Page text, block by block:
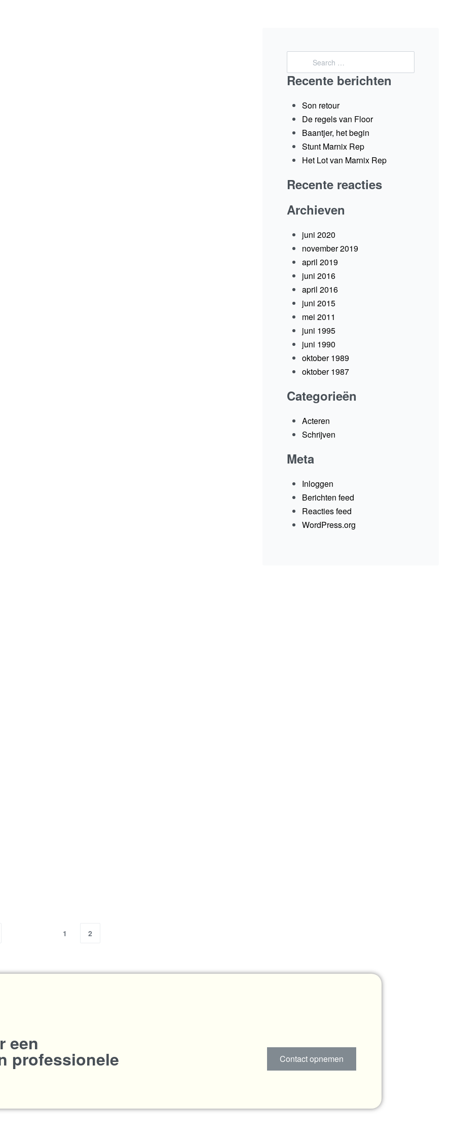
1 2
Recente berichten
Son retour
De regels van Floor
Baantjer, het begin
Stunt Marnix Rep
Het Lot van Marnix Rep
Recente reacties
Archieven
juni 2020
november 2019
april 2019
juni 2016
april 2016
juni 2015
mei 2011
juni 1995
juni 1990
oktober 1989
oktober 1987
Categorieën
Acteren
Schrijven
Meta
Inloggen
Berichten feed
Reacties feed
WordPress.org
een
professionele Contact opnemen